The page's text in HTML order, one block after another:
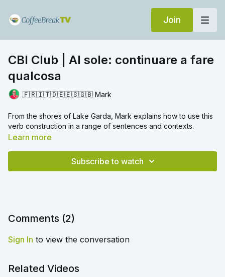
Join
CBI Club | Al sole: continuare a fare
qualcosa
🇫🇷🇮🇹🇩🇪🇪🇸🇬🇧 Mark
From the shores of Lake Garda, Mark explains how to use this
verb construction in a range of sentences and contexts.
Learn more
Subscribe to watch
Comments (2)
Sign In to view the conversation
Related Videos